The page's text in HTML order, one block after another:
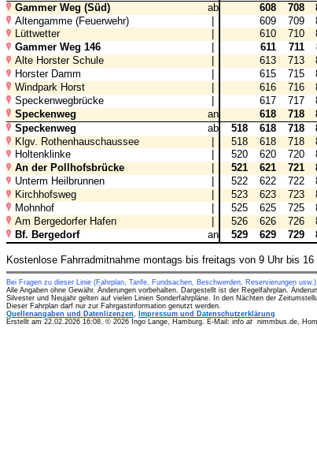
Gammer Weg (Süd)
ab 608 708
Altengamme (Feuerwehr)
| 609 709
Lüttwetter
610 710
Gammer Weg 146
611 711
Alte Horster Schule
613 713
Horster Damm
615 715
Windpark Horst
616 716
Speckenwegbrücke
617 717
Speckenweg
an 618 718
Speckenweg
ab 518 618 718
Klgv. Rothenhauschaussee
| 518 618 718
Holtenklinke
520 620 720
An der Pollhofsbrücke
521 621 721
Unterm Heilbrunnen
522 622 722
Kirchhofsweg
523 623 723
Mohnhof
525 625 725
Am Bergedorfer Hafen
526 626 726
Bf. Bergedorf
an 529 629 729
Kostenlose Fahrradmitnahme montags bis freitags von 9 Uhr bis
Bei Fragen zu dieser Linie (Fahrplan, Tarife, Fundsachen, Beschwerden, Reservierungen
Alle Angaben ohne Gewähr. Änderungen vorbehalten. Dargestellt ist der Regelfahrplan.
Silvester und Neujahr gelten auf vielen Linien Sonderfahrpläne. In den Nächten der
Dieser Fahrplan darf nur zur Fahrgastinformation genutzt werden.
Quellenangaben und Datenlizenzen,
Impressum und Datenschutzerklärung
Erstellt am 22.02.2026 16:08. © 2026 Ingo Lange, Hamburg. E-Mail: info at nimmbus.de,